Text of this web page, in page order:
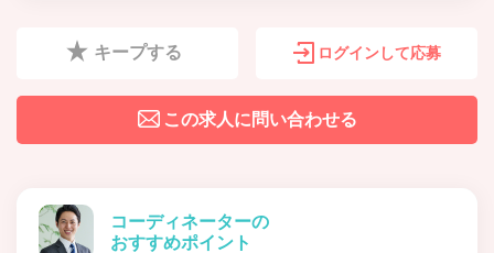
キープする ログインして応募
この求人に問い合わせる
コーディネーターの
おすすめポイント